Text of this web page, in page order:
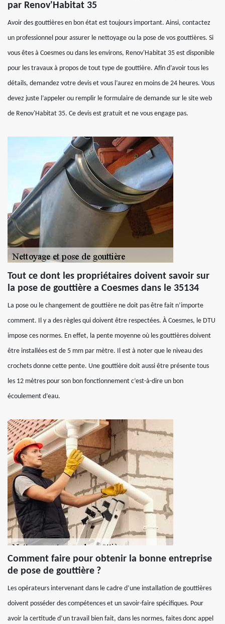
par Renov'Habitat 35
Avoir des gouttières en bon état est toujours important. Ainsi, contactez
un professionnel pour assurer le nettoyage ou la pose de vos gouttières. Si
vous êtes à Coesmes ou dans les environs, Renov'Habitat 35 est disponible
pour les travaux à propos de tout type de gouttière. Afin d’avoir tous les
détails, demandez votre devis et vous l’aurez en moins de 24 heures. Vous
devez juste l’appeler ou remplir le formulaire de demande sur le site web
de Renov'Habitat 35. Ce devis est gratuit et ne vous engage pas.
Tout ce dont les propriétaires doivent savoir sur
la pose de gouttière a Coesmes dans le 35134
La pose ou le changement de gouttière ne doit pas être fait n’importe
comment. Il y a des règles qui doivent être respectées. À Coesmes, le DTU
impose ces normes. En effet, la pente moyenne où les gouttières doivent
être installées est de 5 mm par mètre. Il est à noter que le niveau des
crochets donne cette pente. Une gouttière doit aussi être présente tous
les 12 mètres pour son bon fonctionnement c’est-à-dire un bon
écoulement d’eau.
Comment faire pour obtenir la bonne entreprise
de pose de gouttière ?
Les opérateurs intervenant dans le cadre d’une installation de gouttières
doivent posséder des compétences et un savoir-faire spécifiques. Pour
avoir la certitude d’un travail bien fait, dans les normes, faites donc appel